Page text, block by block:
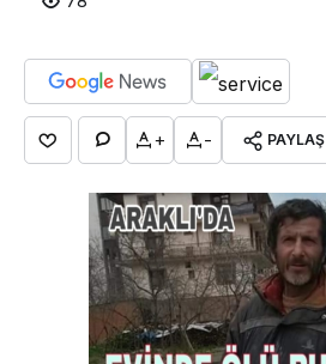
+ - PAYLAŞ